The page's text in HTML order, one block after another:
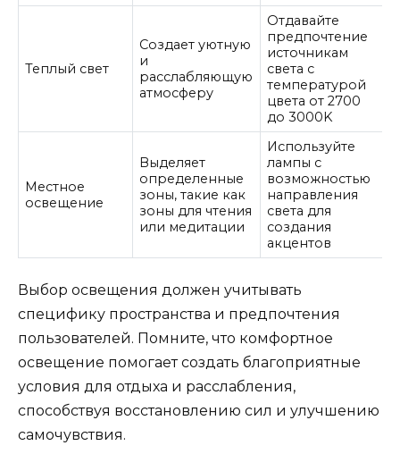
Теплый свет
Создает уютную
и
расслабляющую
атмосферу
Отдавайте
предпочтение
источникам
света с
температурой
цвета от 2700
до 3000K
Местное
освещение
Выделяет
определенные
зоны, такие как
зоны для чтения
или медитации
Используйте
лампы с
возможностью
направления
света для
создания
акцентов
Выбор освещения должен учитывать
специфику пространства и предпочтения
пользователей. Помните, что комфортное
освещение помогает создать благоприятные
условия для отдыха и расслабления,
способствуя восстановлению сил и улучшению
самочувствия.